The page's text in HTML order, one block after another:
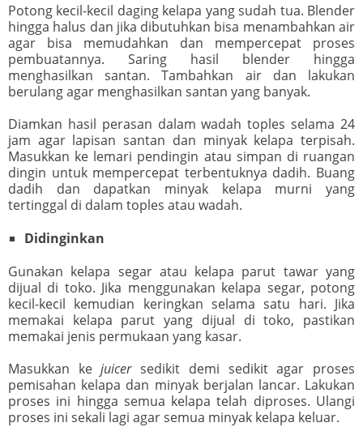
Potong kecil-kecil daging kelapa yang sudah tua. Blender
hingga halus dan jika dibutuhkan bisa menambahkan air
agar bisa memudahkan dan mempercepat proses
pembuatannya. Saring hasil blender hingga
menghasilkan santan. Tambahkan air dan lakukan
berulang agar menghasilkan santan yang banyak.
Diamkan hasil perasan dalam wadah toples selama 24
jam agar lapisan santan dan minyak kelapa terpisah.
Masukkan ke lemari pendingin atau simpan di ruangan
dingin untuk mempercepat terbentuknya dadih. Buang
dadih dan dapatkan minyak kelapa murni yang
tertinggal di dalam toples atau wadah.
Didinginkan
Gunakan kelapa segar atau kelapa parut tawar yang
dijual di toko. Jika menggunakan kelapa segar, potong
kecil-kecil kemudian keringkan selama satu hari. Jika
memakai kelapa parut yang dijual di toko, pastikan
memakai jenis permukaan yang kasar.
Masukkan kejuicersedikit demi sedikit agar proses
pemisahan kelapa dan minyak berjalan lancar. Lakukan
proses ini hingga semua kelapa telah diproses. Ulangi
proses ini sekali lagi agar semua minyak kelapa keluar.